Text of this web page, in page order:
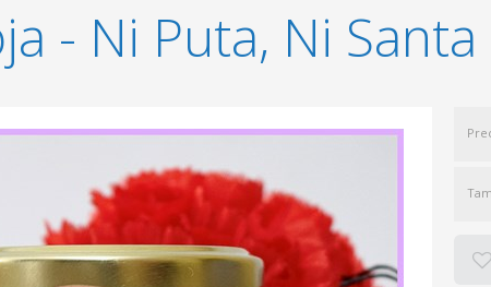
- Ni Puta, Ni